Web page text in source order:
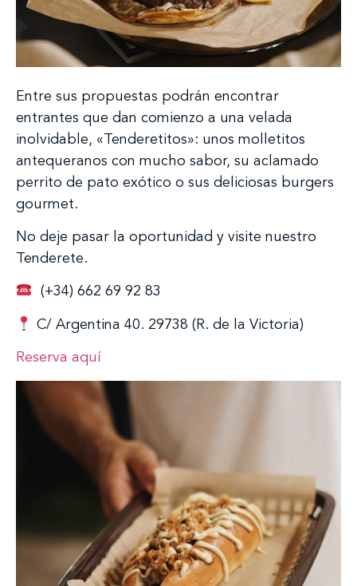
Entre sus propuestas podrán encontrar
entrantes que dan comienzo a una velada
inolvidable, «Tenderetitos»: unos molletitos
antequeranos con mucho sabor, su aclamado
perrito de pato exótico o sus deliciosas burgers
gourmet.
No deje pasar la oportunidad y visite nuestro
Tenderete.
(+34) 662 69 92 83
C/ Argentina 40. 29738 (R. de la Victoria)
Reserva aquí